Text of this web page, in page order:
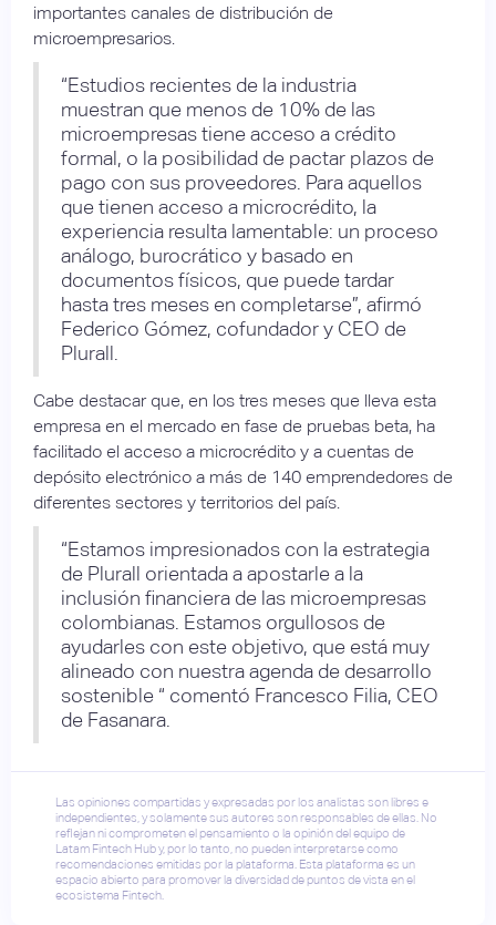
importantes canales de distribución de
microempresarios.
“Estudios recientes de la industria
muestran que menos de 10% de las
microempresas tiene acceso a crédito
formal, o la posibilidad de pactar plazos de
pago con sus proveedores. Para aquellos
que tienen acceso a microcrédito, la
experiencia resulta lamentable: un proceso
análogo, burocrático y basado en
documentos físicos, que puede tardar
hasta tres meses en completarse”, afirmó
Federico Gómez, cofundador y CEO de
Plurall.
Cabe destacar que, en los tres meses que lleva esta
empresa en el mercado en fase de pruebas beta, ha
facilitado el acceso a microcrédito y a cuentas de
depósito electrónico a más de 140 emprendedores de
diferentes sectores y territorios del país.
“Estamos impresionados con la estrategia
de Plurall orientada a apostarle a la
inclusión financiera de las microempresas
colombianas. Estamos orgullosos de
ayudarles con este objetivo, que está muy
alineado con nuestra agenda de desarrollo
sostenible “ comentó Francesco Filia, CEO
de Fasanara.
Las opiniones compartidas y expresadas por los analistas son libres e
independientes, y solamente sus autores son responsables de ellas. No
reflejan ni comprometen el pensamiento o la opinión del equipo de
Latam Fintech Hub y, por lo tanto, no pueden interpretarse como
recomendaciones emitidas por la plataforma. Esta plataforma es un
espacio abierto para promover la diversidad de puntos de vista en el
ecosistema Fintech.